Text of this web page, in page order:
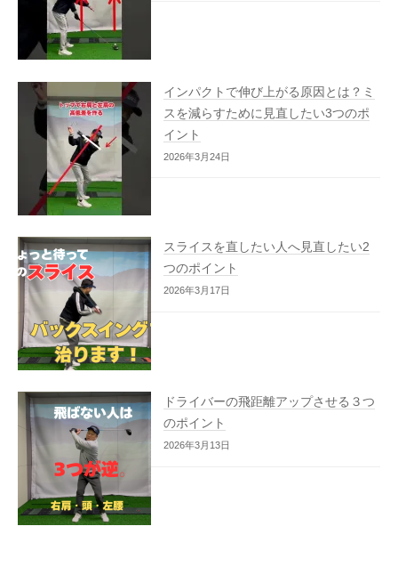
インパクトで伸び上がる原因とは？ミ
スを減らすために見直したい3つのポ
イント
2026年3月24日
スライスを直したい人へ見直したい2
つのポイント
2026年3月17日
ドライバーの飛距離アップさせる３つ
のポイント
2026年3月13日